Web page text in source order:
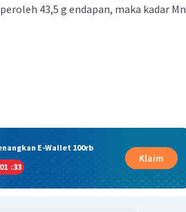
43,5 g endapan, maka kadar Mn
E-Wallet 100rb
01 :33
Klaim